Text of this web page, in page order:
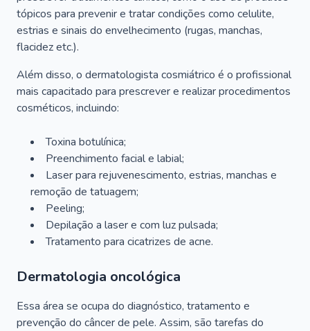
tópicos para prevenir e tratar condições como celulite,
estrias e sinais do envelhecimento (rugas, manchas,
flacidez etc.).
Além disso, o dermatologista cosmiátrico é o profissional
mais capacitado para prescrever e realizar procedimentos
cosméticos, incluindo:
Toxina botulínica;
Preenchimento facial e labial;
Laser para rejuvenescimento, estrias, manchas e
remoção de tatuagem;
Peeling;
Depilação a laser e com luz pulsada;
Tratamento para cicatrizes de acne.
Dermatologia oncológica
Essa área se ocupa do diagnóstico, tratamento e
prevenção do câncer de pele. Assim, são tarefas do